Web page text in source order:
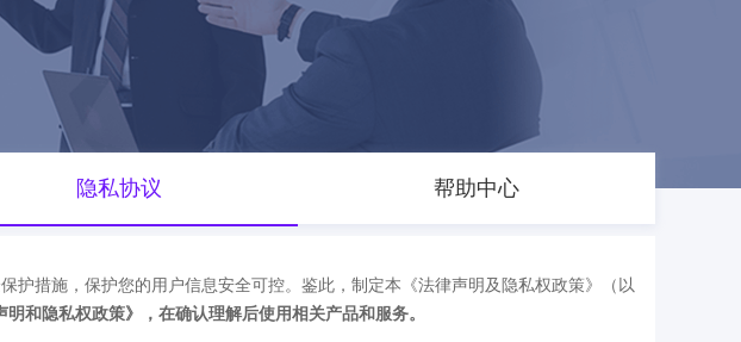
隐私协议 帮助中心
措施，保护您的用户信息安全可控。鉴此，制定本《法律声明及隐私权政策》（以
和隐私权政策》，在确认理解后使用相关产品和服务。